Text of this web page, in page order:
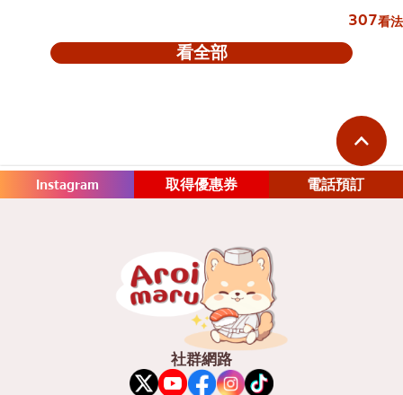
307看法
看全部
Instagram 取得優惠券 電話預訂
社群網路